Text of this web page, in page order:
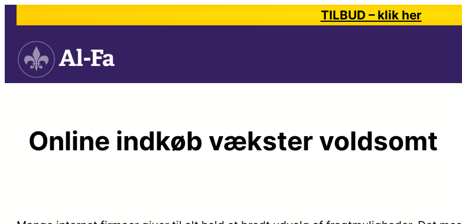
indhold
TILBUD – klik her
Online indkøb vækster voldsomt